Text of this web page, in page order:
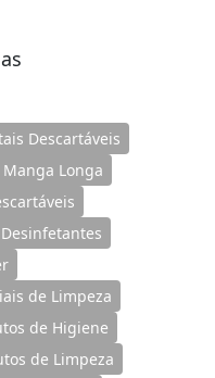
Descartáveis
Longa
Desinfetantes
de Limpeza
de Higiene
de Limpeza